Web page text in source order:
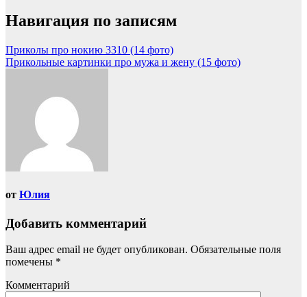
Навигация по записям
Приколы про нокию 3310 (14 фото)
Прикольные картинки про мужа и жену (15 фото)
от Юлия
Добавить комментарий
Ваш адрес email не будет опубликован. Обязательные поля
помечены *
Комментарий